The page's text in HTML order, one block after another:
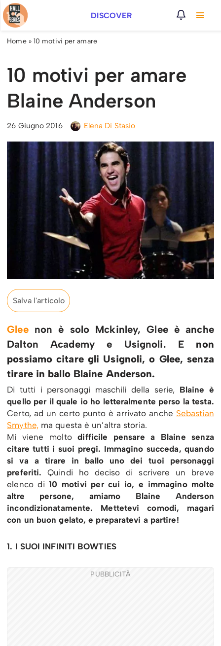
Vai
al
DISCOVER
Home» 10 motivi per amare
10 motivi per amare
Blaine Anderson
26 Giugno 2016 Elena Di Stasio
Salva l'articolo
Gleenon è solo Mckinley, Glee è anche
Dalton Academy e Usignoli. E non
possiamo citare gli Usignoli, o Glee, senza
tirare in ballo Blaine Anderson.
Di tutti i personaggi maschili della serie, Blaine è
quello per il quale io ho letteralmente perso la testa.
Certo, ad un certo punto è arrivato anche Sebastian
Smythe,ma questa è un’altra storia.
Mi viene moltodifficile pensare a Blaine senza
citare tutti i suoi pregi. Immagino succeda, quando
si va a tirare in ballo uno dei tuoi personaggi
preferiti. Quindi ho deciso di scrivere un breve
elenco di10 motivi per cui io, e immagino molte
altre persone, amiamo Blaine Anderson
incondizionatamente. Mettetevi comodi, magari
con un buon gelato, e preparatevi a partire!
1. I SUOI INFINITI BOWTIES
PUBBLICITÀ